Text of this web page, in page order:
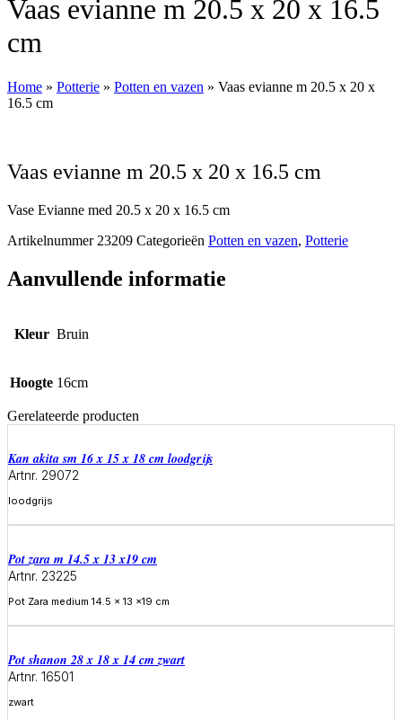
Vaas evianne m 20.5 x 20 x 16.5
cm
Home » Potterie » Potten en vazen » Vaas evianne m 20.5 x 20 x
16.5 cm
Vaas evianne m 20.5 x 20 x 16.5 cm
Vase Evianne med 20.5 x 20 x 16.5 cm
Artikelnummer 23209 Categorieën Potten en vazen, Potterie
Aanvullende informatie
Kleur Bruin
Hoogte 16cm
Gerelateerde producten
Kan akita sm 16 x 15 x 18 cm loodgrijs
Artnr. 29072
loodgrijs
Meer informatie
Pot zara m 14.5 x 13 x19 cm
Artnr. 23225
Pot Zara medium 14.5 x 13 x19 cm
Pot shanon 28 x 18 x 14 cm zwart
Artnr. 16501
zwart